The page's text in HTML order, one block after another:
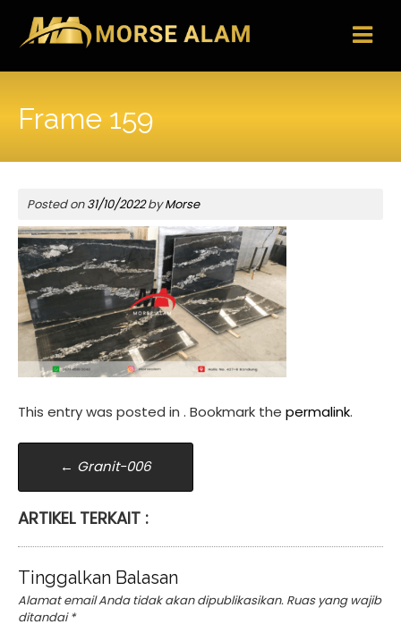
content
Frame 159
Posted on31/10/2022byMorse
This entry was posted in . Bookmark the permalink.
Post
navigation
← Granit-006
ARTIKEL TERKAIT :
Tinggalkan Balasan
Alamat email Anda tidak akan dipublikasikan. Ruas yang wajib
ditandai*